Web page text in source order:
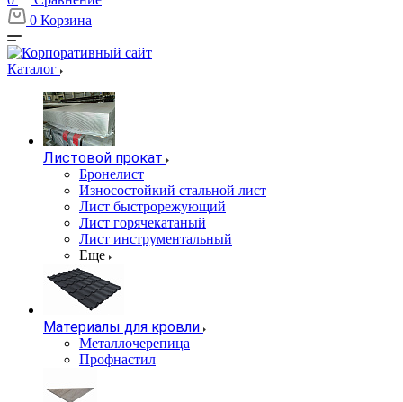
0 Корзина
Каталог
Листовой прокат
Бронелист
Износостойкий стальной лист
Лист быстрорежующий
Лист горячекатаный
Лист инструментальный
Еще
Материалы для кровли
Металлочерепица
Профнастил